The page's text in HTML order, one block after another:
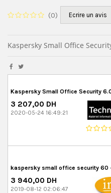
(0) Ecrire un avis
Kaspersky Small Office
Kaspersky Small Office Security
3 207,00 DH
2020-05-24 16:49:21
kaspersky small office security 60
3 940,00 DH
2019-08-12 02:06:47